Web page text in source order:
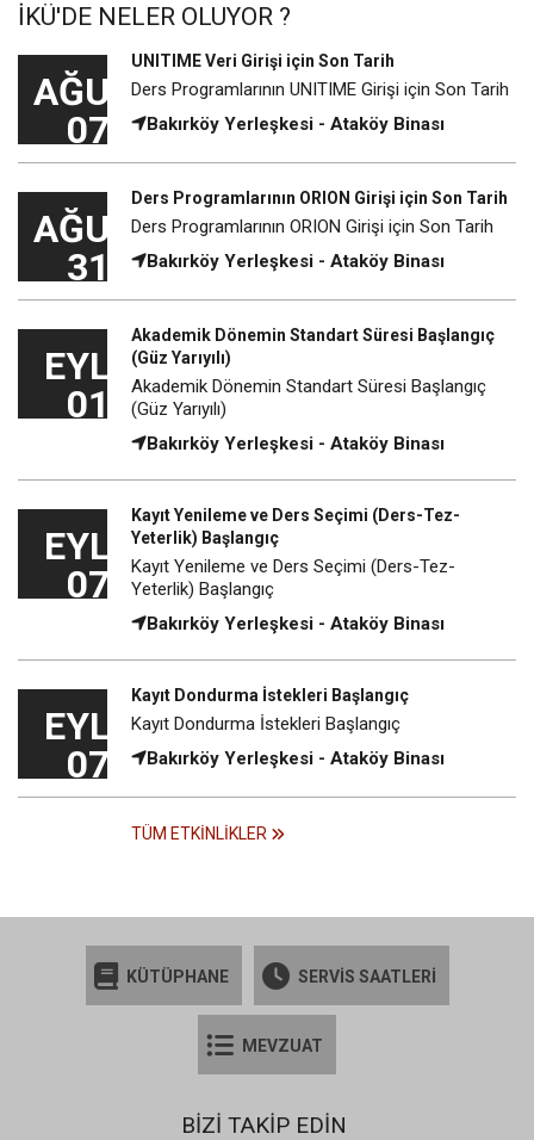
İKÜ'DE NELER OLUYOR ?
AĞU
07
UNITIME Veri Girişi için Son Tarih
Ders Programlarının UNITIME Girişi için Son Tarih
Bakırköy Yerleşkesi - Ataköy Binası
AĞU
31
Ders Programlarının ORION Girişi için Son Tarih
Ders Programlarının ORION Girişi için Son Tarih
Bakırköy Yerleşkesi - Ataköy Binası
EYL
01
Akademik Dönemin Standart Süresi Başlangıç
(Güz Yarıyılı)
Akademik Dönemin Standart Süresi Başlangıç
(Güz Yarıyılı)
Bakırköy Yerleşkesi - Ataköy Binası
EYL
07
Kayıt Yenileme ve Ders Seçimi (Ders-Tez-
Yeterlik) Başlangıç
Kayıt Yenileme ve Ders Seçimi (Ders-Tez-
Yeterlik) Başlangıç
Bakırköy Yerleşkesi - Ataköy Binası
EYL
07
Kayıt Dondurma İstekleri Başlangıç
Kayıt Dondurma İstekleri Başlangıç
Bakırköy Yerleşkesi - Ataköy Binası
TÜM ETKINLIKLER
KÜTÜPHANE SERVİS SAATLERİ
MEVZUAT
BİZİ TAKİP EDİN